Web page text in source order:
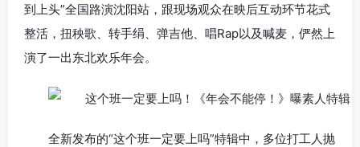
到上头”全国路演沈阳站，跟现场观众在映后互动环节花式
整活，扭秧歌、转手绢、弹吉他、唱Rap以及喊麦，俨然上
演了一出东北欢乐年会。
全新发布的“这个班一定要上吗”特辑中，多位打工人抛